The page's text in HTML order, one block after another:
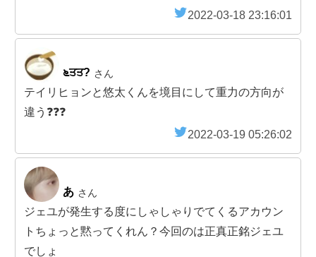
2022-03-18 23:16:01
೬ਤਤ? さん
テイリヒョンと悠太くんを境目にして重力の方向が
違う❓❓❓
2022-03-19 05:26:02
あ さん
ジェユが発生する度にしゃしゃりでてくるアカウン
トちょっと黙ってくれん？今回のは正真正銘ジェユ
でしょ